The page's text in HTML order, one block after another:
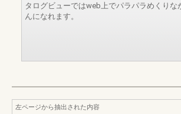
タログビューではweb上でパラパラめくりな
んになれます。
左ページから抽出された内容